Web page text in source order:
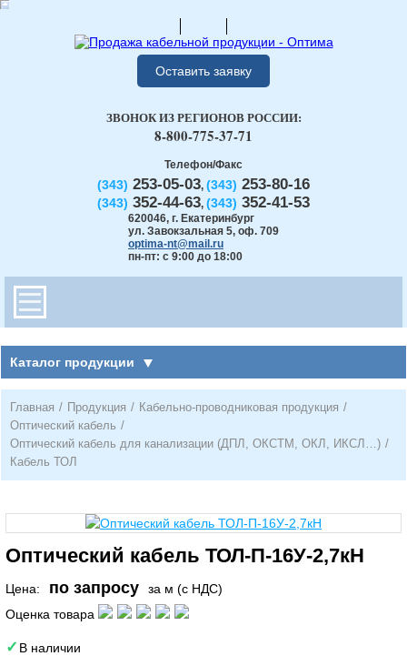
Оставить заявку
Телефон/Факс
(343) 253-05-03, (343) 253-80-16
(343) 352-44-63, (343) 352-41-53
620046, г. Екатеринбург
ул. Завокзальная 5, оф. 709
optima-nt@mail.ru
пн-пт: с 9:00 до 18:00
ЗВОНОК ИЗ РЕГИОНОВ РОССИИ:
8-800-775-37-71
Каталог продукции
Главная / Продукция / Кабельно-проводниковая продукция /
Оптический кабель /
Оптический кабель для канализации (ДПЛ, ОКСТМ, ОКЛ, ИКСЛ…) /
Кабель ТОЛ
Оптический кабель ТОЛ-П-16У-2,7кН
Цена: по запросу
за м (с НДС)
Оценка товара
В наличии